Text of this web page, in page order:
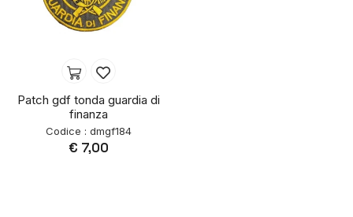
Patch gdf tonda guardia di
finanza
Codice : dmgf184
€ 7,00